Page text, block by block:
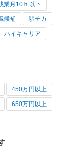
業月10ｈ以下
候補 駅チカ
ハイキャリア
450万円以上
650万円以上